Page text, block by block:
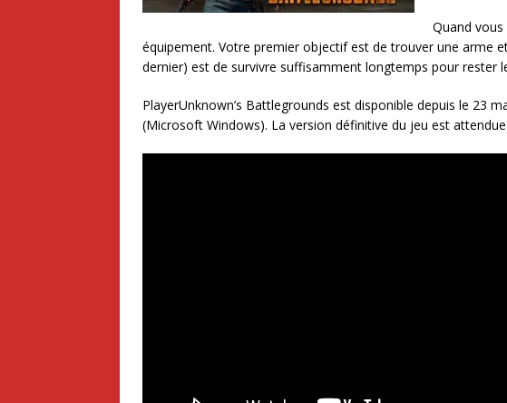
Quand vous
équipement. Votre premier objectif est de trouver une arme
dernier) est de survivre suffisamment longtemps pour rester
PlayerUnknown’s Battlegrounds est disponible depuis le 23
(Microsoft Windows). La version définitive du jeu est